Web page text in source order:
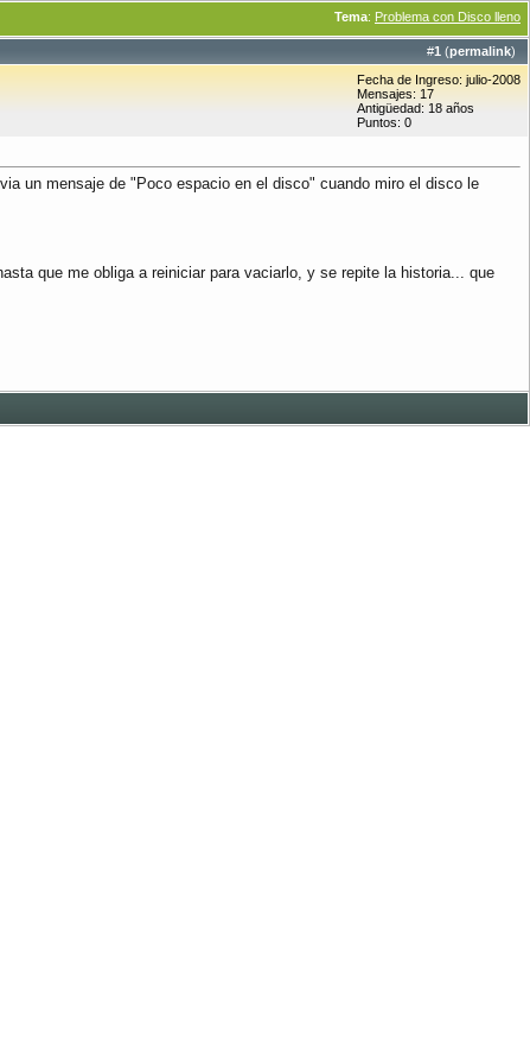
Tema: Problema con Disco lleno
#1 (permalink)
Fecha de Ingreso: julio-2008
Mensajes: 17
Antigüedad: 18 años
Puntos: 0
un mensaje de "Poco espacio en el disco" cuando miro el disco le
que me obliga a reiniciar para vaciarlo, y se repite la historia... que